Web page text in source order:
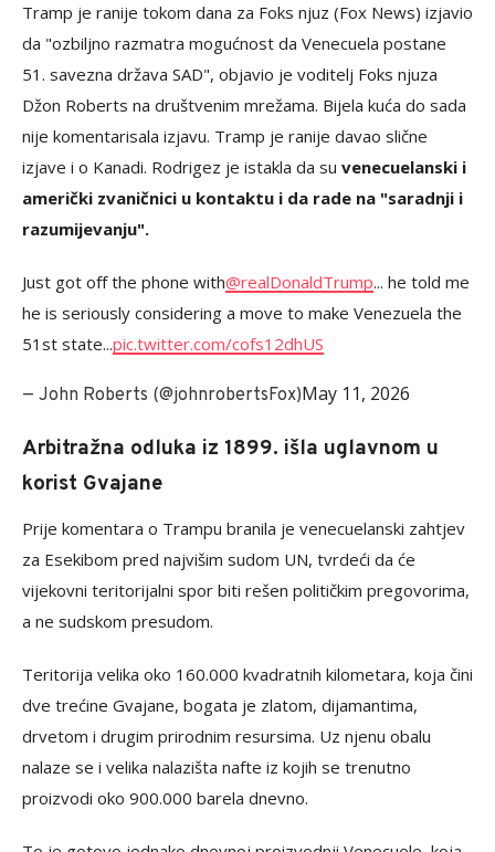
Tramp je ranije tokom dana za Foks njuz (Fox News) izjavio
da "ozbiljno razmatra mogućnost da Venecuela postane
51. savezna država SAD", objavio je voditelj Foks njuza
Džon Roberts na društvenim mrežama. Bijela kuća do sada
nije komentarisala izjavu. Tramp je ranije davao slične
izjave i o Kanadi. Rodrigez je istakla da su venecuelanski i
američki zvaničnici u kontaktu i da rade na "saradnji i
razumijevanju".
Just got off the phone with@realDonaldTrump... he told me
he is seriously considering a move to make Venezuela the
51st state...pic.twitter.com/cofs12dhUS
— John Roberts (@johnrobertsFox)May 11, 2026
Arbitražna odluka iz 1899. išla uglavnom u
korist Gvajane
Prije komentara o Trampu branila je venecuelanski zahtjev
za Esekibom pred najvišim sudom UN, tvrdeći da će
vijekovni teritorijalni spor biti rešen političkim pregovorima,
a ne sudskom presudom.
Teritorija velika oko 160.000 kvadratnih kilometara, koja čini
dve trećine Gvajane, bogata je zlatom, dijamantima,
drvetom i drugim prirodnim resursima. Uz njenu obalu
nalaze se i velika nalazišta nafte iz kojih se trenutno
proizvodi oko 900.000 barela dnevno.